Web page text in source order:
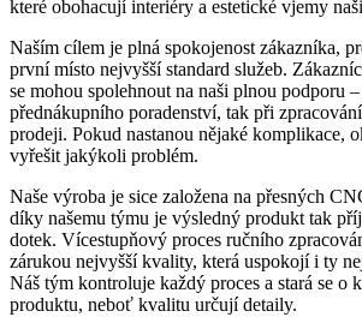
které obohacují interiéry a estetické vjemy
Naším cílem je plná spokojenost zákazníka,
první místo nejvyšší standard služeb.
se mohou spolehnout na naši plnou podporu
přednákupního poradenství, tak při
prodeji. Pokud nastanou nějaké komplikace,
vyřešit jakýkoli problém.
Naše výroba je sice založena na přesných
díky našemu týmu je výsledný produkt tak
dotek. Vícestupňový proces ručního
zárukou nejvyšší kvality, která uspokojí i ty
Náš tým kontroluje každý proces a stará se o
produktu, neboť kvalitu určují detaily.